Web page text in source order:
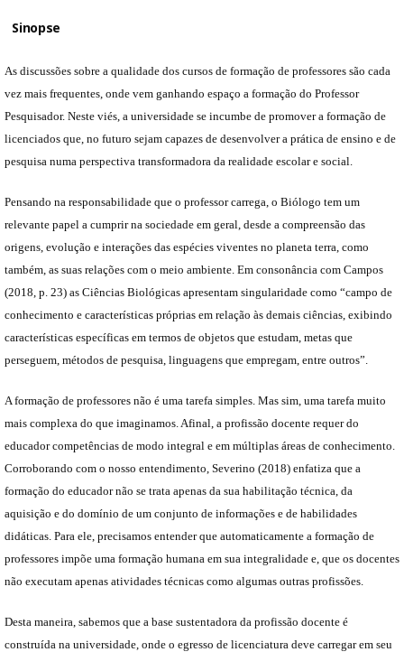
Sinopse
As discussões sobre a qualidade dos cursos de formação de professores são cada
vez mais frequentes, onde vem ganhando espaço a formação do Professor
Pesquisador. Neste viés, a universidade se incumbe de promover a formação de
licenciados que, no futuro sejam capazes de desenvolver a prática de ensino e de
pesquisa numa perspectiva transformadora da realidade escolar e social.
Pensando na responsabilidade que o professor carrega, o Biólogo tem um
relevante papel a cumprir na sociedade em geral, desde a compreensão das
origens, evolução e interações das espécies viventes no planeta terra, como
também, as suas relações com o meio ambiente. Em consonância com Campos
(2018, p. 23) as Ciências Biológicas apresentam singularidade como “campo de
conhecimento e características próprias em relação às demais ciências, exibindo
características específicas em termos de objetos que estudam, metas que
perseguem, métodos de pesquisa, linguagens que empregam, entre outros”.
A formação de professores não é uma tarefa simples. Mas sim, uma tarefa muito
mais complexa do que imaginamos. Afinal, a profissão docente requer do
educador competências de modo integral e em múltiplas áreas de conhecimento.
Corroborando com o nosso entendimento, Severino (2018) enfatiza que a
formação do educador não se trata apenas da sua habilitação técnica, da
aquisição e do domínio de um conjunto de informações e de habilidades
didáticas. Para ele, precisamos entender que automaticamente a formação de
professores impõe uma formação humana em sua integralidade e, que os docentes
não executam apenas atividades técnicas como algumas outras profissões.
Desta maneira, sabemos que a base sustentadora da profissão docente é
construída na universidade, onde o egresso de licenciatura deve carregar em seu